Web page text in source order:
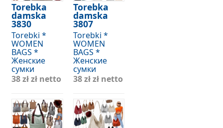
Torebka
damska
3830
Torebki *
WOMEN
BAGS *
Женские
сумки
38 złzł netto
Torebka
damska
3807
Torebki *
WOMEN
BAGS *
Женские
сумки
38 złzł netto